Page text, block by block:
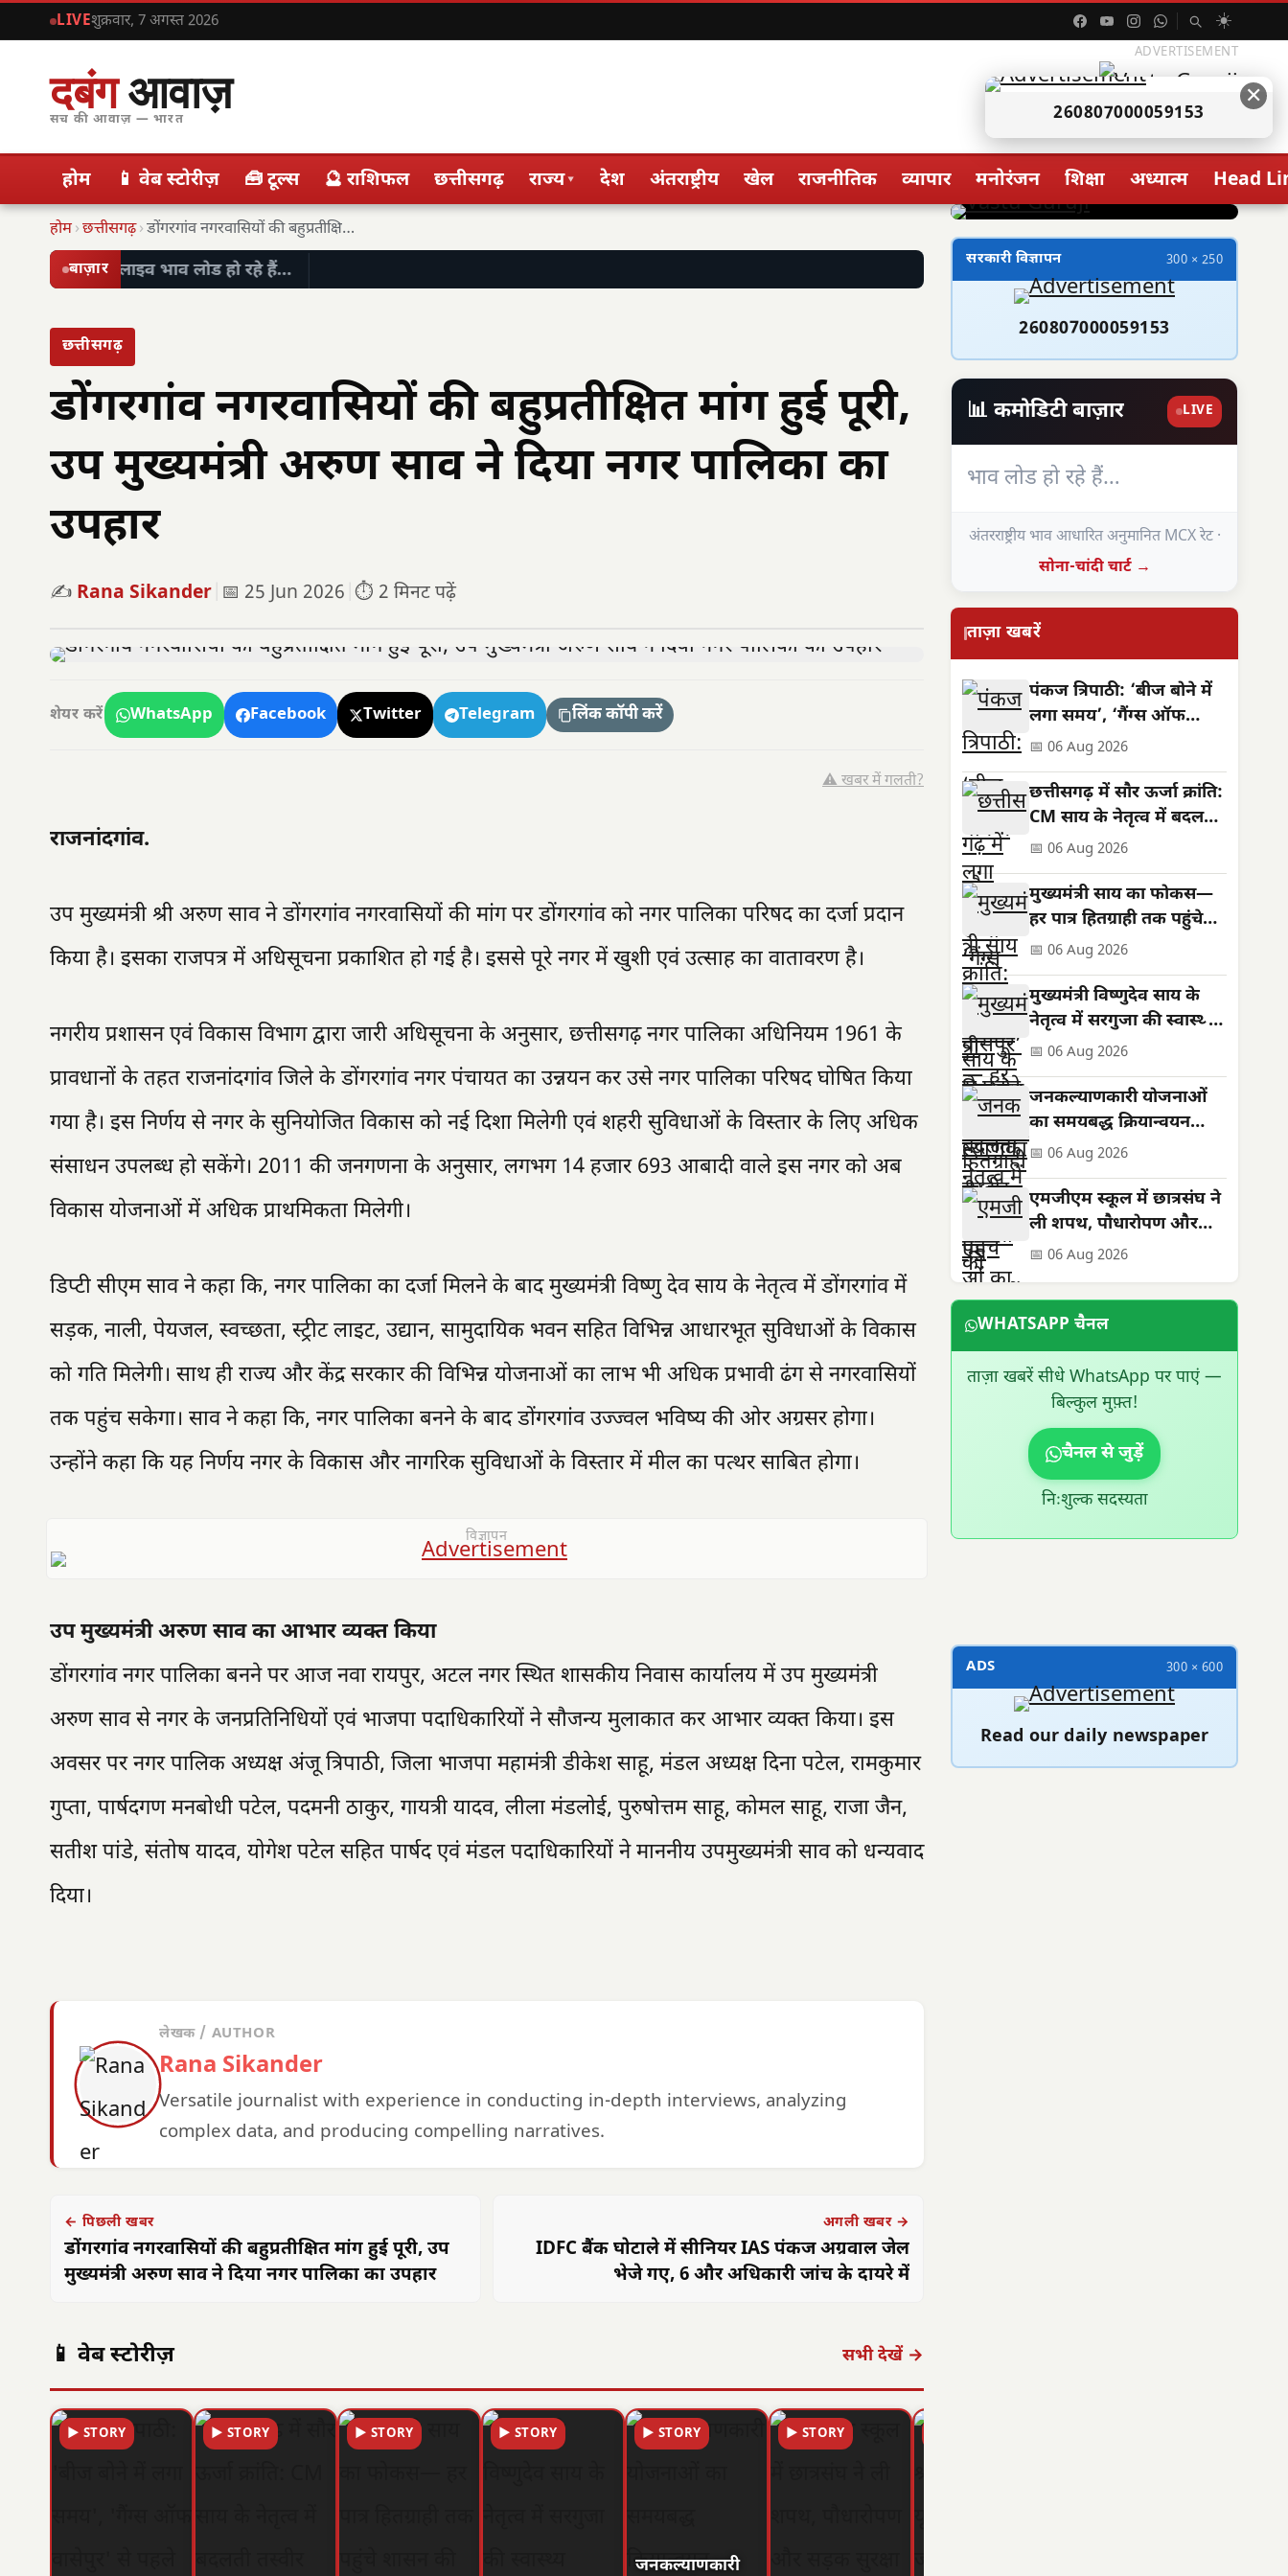
LIVEशुक्रवार, 7 अगस्त 2026 ☀️
दबंगआवाज़
सच की आवाज़ — भारत
ADVERTISEMENT
होम 📱 वेब स्टोरीज़ 🧰 टूल्स 🔮 राशिफल छत्तीसगढ़ राज्य▾ देश अंतराष्ट्रीय खेल राजनीतिक व्यापार मनोरंजन शिक्षा अध्यात्म Head
होम›छत्तीसगढ़› डोंगरगांव नगरवासियों की बहुप्रतीक्षित मांग हुई पूरी, उप…
बाज़ार लाइव भाव लोड हो रहे हैं…
छत्तीसगढ़
डोंगरगांव नगरवासियों की बहुप्रतीक्षित मांग हुई पूरी,
उप मुख्यमंत्री अरुण साव ने दिया नगर पालिका का
उपहार
✍️ Rana Sikander 📅 25 Jun 2026 ⏱️ 2 मिनट पढ़ें
शेयर करें WhatsApp Facebook Twitter Telegram लिंक कॉपी करें
⚠️ खबर में गलती?
राजनांदगांव.
उप मुख्यमंत्री श्री अरुण साव ने डोंगरगांव नगरवासियों की मांग पर डोंगरगांव को नगर पालिका परिषद का दर्जा प्रदान
किया है। इसका राजपत्र में अधिसूचना प्रकाशित हो गई है। इससे पूरे नगर में खुशी एवं उत्साह का वातावरण है।
नगरीय प्रशासन एवं विकास विभाग द्वारा जारी अधिसूचना के अनुसार, छत्तीसगढ़ नगर पालिका अधिनियम 1961 के
प्रावधानों के तहत राजनांदगांव जिले के डोंगरगांव नगर पंचायत का उन्नयन कर उसे नगर पालिका परिषद घोषित किया
गया है। इस निर्णय से नगर के सुनियोजित विकास को नई दिशा मिलेगी एवं शहरी सुविधाओं के विस्तार के लिए अधिक
संसाधन उपलब्ध हो सकेंगे। 2011 की जनगणना के अनुसार, लगभग 14 हजार 693 आबादी वाले इस नगर को अब
विकास योजनाओं में अधिक प्राथमिकता मिलेगी।
डिप्टी सीएम साव ने कहा कि, नगर पालिका का दर्जा मिलने के बाद मुख्यमंत्री विष्णु देव साय के नेतृत्व में डोंगरगांव में
सड़क, नाली, पेयजल, स्वच्छता, स्ट्रीट लाइट, उद्यान, सामुदायिक भवन सहित विभिन्न आधारभूत सुविधाओं के विकास
को गति मिलेगी। साथ ही राज्य और केंद्र सरकार की विभिन्न योजनाओं का लाभ भी अधिक प्रभावी ढंग से नगरवासियों
तक पहुंच सकेगा। साव ने कहा कि, नगर पालिका बनने के बाद डोंगरगांव उज्ज्वल भविष्य की ओर अग्रसर होगा।
उन्होंने कहा कि यह निर्णय नगर के विकास और नागरिक सुविधाओं के विस्तार में मील का पत्थर साबित होगा।
विज्ञापन
उप मुख्यमंत्री अरुण साव का आभार व्यक्त किया
डोंगरगांव नगर पालिका बनने पर आज नवा रायपुर, अटल नगर स्थित शासकीय निवास कार्यालय में उप मुख्यमंत्री
अरुण साव से नगर के जनप्रतिनिधियों एवं भाजपा पदाधिकारियों ने सौजन्य मुलाकात कर आभार व्यक्त किया। इस
अवसर पर नगर पालिक अध्यक्ष अंजू त्रिपाठी, जिला भाजपा महामंत्री डीकेश साहू, मंडल अध्यक्ष दिना पटेल, रामकुमार
गुप्ता, पार्षदगण मनबोधी पटेल, पदमनी ठाकुर, गायत्री यादव, लीला मंडलोई, पुरुषोत्तम साहू, कोमल साहू, राजा जैन,
सतीश पांडे, संतोष यादव, योगेश पटेल सहित पार्षद एवं मंडल पदाधिकारियों ने माननीय उपमुख्यमंत्री साव को धन्यवाद
दिया।
लेखक / AUTHOR
Rana Sikander
Versatile journalist with experience in conducting in-depth interviews, analyzing
complex data, and producing compelling narratives.
← पिछली खबर
डोंगरगांव नगरवासियों की बहुप्रतीक्षित मांग हुई पूरी, उप
मुख्यमंत्री अरुण साव ने दिया नगर पालिका का उपहार
अगली खबर →
IDFC बैंक घोटाले में सीनियर IAS पंकज अग्रवाल जेल
भेजे गए, 6 और अधिकारी जांच के दायरे में
📱 वेब स्टोरीज़ सभी देखें →
▶ STORY ▶ STORY ▶ STORY ▶ STORY ▶ STORY
जनकल्याणकारी
▶ STORY
सरकारी विज्ञापन 300 × 250
260807000059153
📊 कमोडिटी बाज़ार LIVE
भाव लोड हो रहे हैं…
अंतरराष्ट्रीय भाव आधारित अनुमानित MCX रेट ·
सोना-चांदी चार्ट →
ताज़ा खबरें
पंकज त्रिपाठी: ‘बीज बोने में
लगा समय’, ‘गैंग्स ऑफ
वासेपुर’ से पहले का सफर
📅 06 Aug 2026
छत्तीसगढ़ में सौर ऊर्जा क्रांति:
CM साय के नेतृत्व में बदलती
तस्वीर
📅 06 Aug 2026
मुख्यमंत्री साय का फोकस—
हर पात्र हितग्राही तक पहुंचे
शासन की योजनाओं का लाभ
📅 06 Aug 2026
मुख्यमंत्री विष्णुदेव साय के
नेतृत्व में सरगुजा की स्वास्थ्य
सेवाओं को मिली नई मजबूती
📅 06 Aug 2026
जनकल्याणकारी योजनाओं
का समयबद्ध क्रियान्वयन
सुनिश्चित करें : मुख्यमंत्री
विष्णुदेव साय
📅 06 Aug 2026
एमजीएम स्कूल में छात्रसंघ ने
ली शपथ, पौधारोपण और
सड़क सुरक्षा का दिया संदेश
📅 06 Aug 2026
WHATSAPP चैनल
ताज़ा खबरें सीधे WhatsApp पर पाएं —
बिल्कुल मुफ़्त!
चैनल से जुड़ें
निःशुल्क सदस्यता
ADS 300 × 600
Read our daily newspaper
✕
260807000059153